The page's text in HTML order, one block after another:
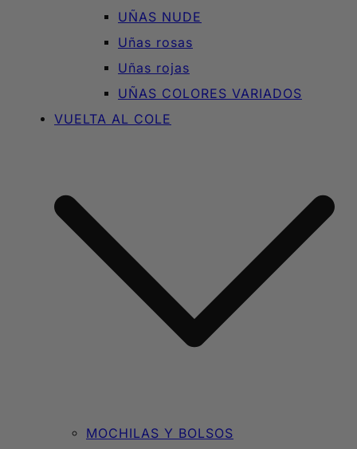
UÑAS NUDE
Uñas rosas
Uñas rojas
UÑAS COLORES VARIADOS
VUELTA AL COLE
MOCHILAS Y BOLSOS